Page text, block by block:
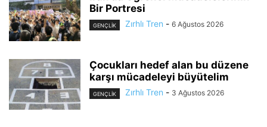
Bir Portresi
GENÇLİK Zırhlı Tren - 6 Ağustos 2026
Çocukları hedef alan bu düzene
karşı mücadeleyi büyütelim
GENÇLİK Zırhlı Tren - 3 Ağustos 2026